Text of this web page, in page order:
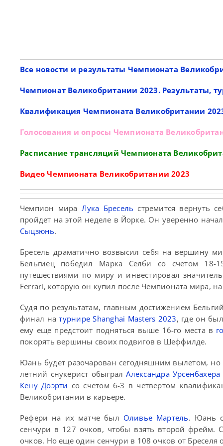
Все новости и результаты Чемпионата
Чемпионат Великобритании 2023. Результаты,
Квалификация Чемпионата Великобритании
Голосования и опросы Чемпионата
Расписание трансляций Чемпионата
Видео Чемпионата Великобритании 2023
Чемпион мира Лука Бресель стремится вернуть
пройдет на этой неделе в Йорке. Он уверенно
Сыцзюнь.
Бресель драматично возвысил себя на вершину
Бельгиец победил Марка Селби со счетом
путешествиями по миру и инвестировал
Ferrari, которую он купил после Чемпионата мира,
Судя по результатам, главным достижением
финал натурнире Shanghai Masters 2023, где он
ему еще предстоит подняться выше 16-го места в
покорять вершины своих подвигов в Шеффилде.
Юань будет разочарован сегодняшним вылетом,
летний снукерист обыгралАлександра Урсенбахера
Кену Доэрти со счетом 6-3 в четвертом
Великобритании в карьере.
Рефери на их матче был Оливье Мартель. Юань
сенчури в 127 очков, чтобы взять второй фрейм.
очков. Но еще один сенчури в 108 очков от Бреселя